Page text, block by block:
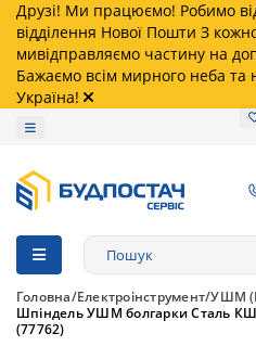
Друзі! Ми працюємо! Робимо
відділення Нової Пошти З
мивідправляємо частину на
Бажаємо всім мирного неба та
Україна!
Головна Електроінструмент УШМ
Шпіндель УШМ болгарки Сталь
(77762)